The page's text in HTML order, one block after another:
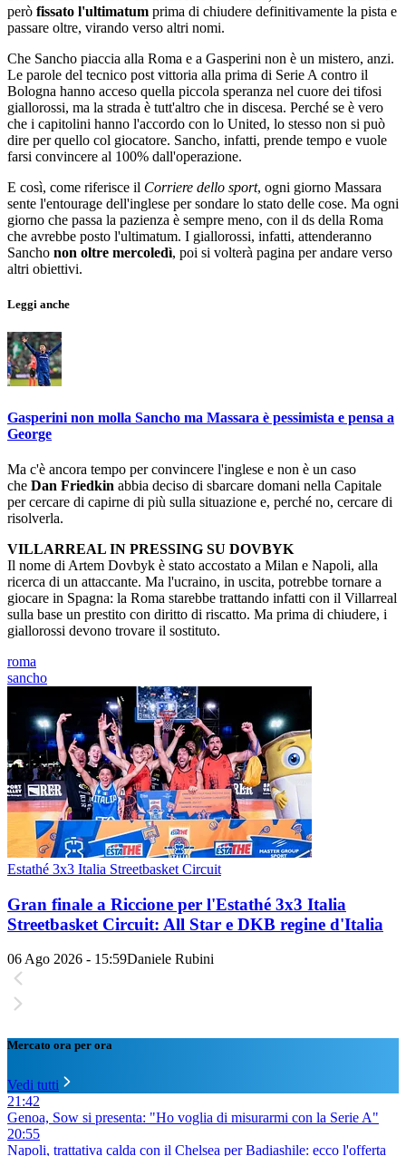
però fissato l'ultimatum prima di chiudere definitivamente la pista e
passare oltre, virando verso altri nomi.
Che Sancho piaccia alla Roma e a Gasperini non è un mistero, anzi.
Le parole del tecnico post vittoria alla prima di Serie A contro il
Bologna hanno acceso quella piccola speranza nel cuore dei tifosi
giallorossi, ma la strada è tutt'altro che in discesa. Perché se è vero
che i capitolini hanno l'accordo con lo United, lo stesso non si può
dire per quello col giocatore. Sancho, infatti, prende tempo e vuole
farsi convincere al 100% dall'operazione.
E così, come riferisce il Corriere dello sport, ogni giorno Massara
sente l'entourage dell'inglese per sondare lo stato delle cose. Ma ogni
giorno che passa la pazienza è sempre meno, con il ds della Roma
che avrebbe posto l'ultimatum. I giallorossi, infatti, attenderanno
Sancho non oltre mercoledì, poi si volterà pagina per andare verso
altri obiettivi.
Leggi anche
Gasperini non molla Sancho ma Massara è pessimista e pensa a
George
Ma c'è ancora tempo per convincere l'inglese e non è un caso
che Dan Friedkin abbia deciso di sbarcare domani nella Capitale
per cercare di capirne di più sulla situazione e, perché no, cercare di
risolverla.
VILLARREAL IN PRESSING SU DOVBYK
Il nome di Artem Dovbyk è stato accostato a Milan e Napoli, alla
ricerca di un attaccante. Ma l'ucraino, in uscita, potrebbe tornare a
giocare in Spagna: la Roma starebbe trattando infatti con il Villarreal
sulla base un prestito con diritto di riscatto. Ma prima di chiudere, i
giallorossi devono trovare il sostituto.
roma
sancho
Estathé 3x3 Italia Streetbasket Circuit
Gran finale a Riccione per l'Estathé 3x3 Italia
Streetbasket Circuit: All Star e DKB regine d'Italia
06 Ago 2026 - 15:59Daniele Rubini
Mercato ora per ora
Vedi tutti
21:42
Genoa, Sow si presenta: "Ho voglia di misurarmi con la Serie A"
20:55
Napoli, trattativa calda con il Chelsea per Badiashile: ecco l'offerta